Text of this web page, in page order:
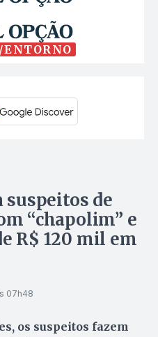
de
“chapolim” e
R$ 120 mil em
07h48
os suspeitos fazem